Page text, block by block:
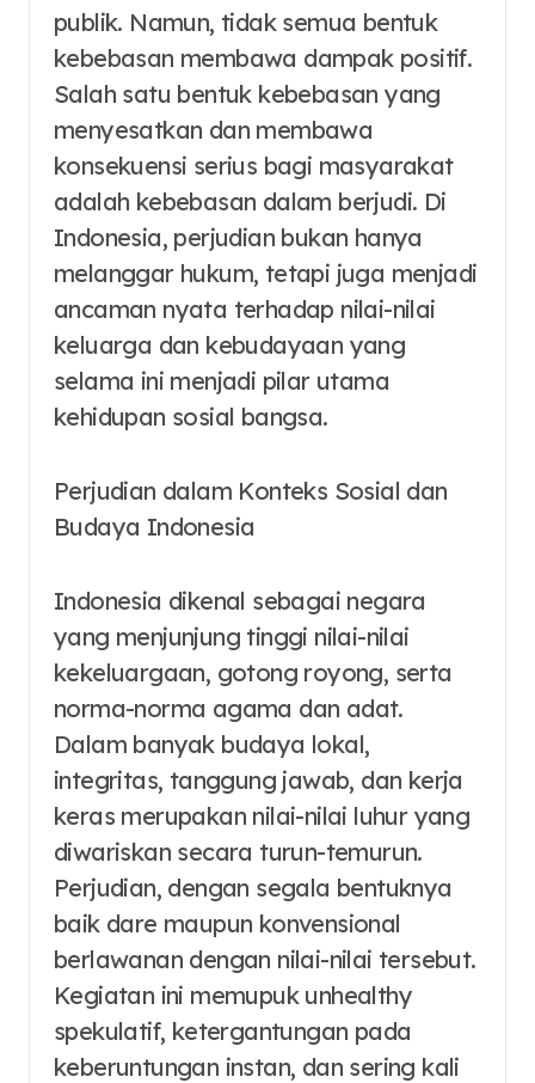
publik. Namun, tidak semua bentuk
kebebasan membawa dampak positif.
Salah satu bentuk kebebasan yang
menyesatkan dan membawa
konsekuensi serius bagi masyarakat
adalah kebebasan dalam berjudi. Di
Indonesia, perjudian bukan hanya
melanggar hukum, tetapi juga menjadi
ancaman nyata terhadap nilai-nilai
keluarga dan kebudayaan yang
selama ini menjadi pilar utama
kehidupan sosial bangsa.
Perjudian dalam Konteks Sosial dan
Budaya Indonesia
Indonesia dikenal sebagai negara
yang menjunjung tinggi nilai-nilai
kekeluargaan, gotong royong, serta
norma-norma agama dan adat.
Dalam banyak budaya lokal,
integritas, tanggung jawab, dan kerja
keras merupakan nilai-nilai luhur yang
diwariskan secara turun-temurun.
Perjudian, dengan segala bentuknya
baik dare maupun konvensional
berlawanan dengan nilai-nilai tersebut.
Kegiatan ini memupuk unhealthy
spekulatif, ketergantungan pada
keberuntungan instan, dan sering kali